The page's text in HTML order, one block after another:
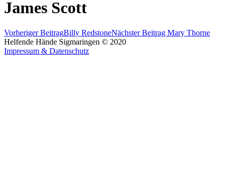
James Scott
Vorheriger BeitragBilly RedstoneNächster Beitrag Mary Thorne
Helfende Hände Sigmaringen © 2020
Impressum & Datenschutz